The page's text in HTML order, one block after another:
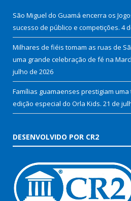
São Miguel do Guamá encerra os
sucesso de público e competições. 4
Milhares de fiéis tomam as ruas de
uma grande celebração de fé na
julho de 2026
Famílias guamaenses prestigiam
edição especial do Orla Kids. 21 de
DESENVOLVIDO POR CR2